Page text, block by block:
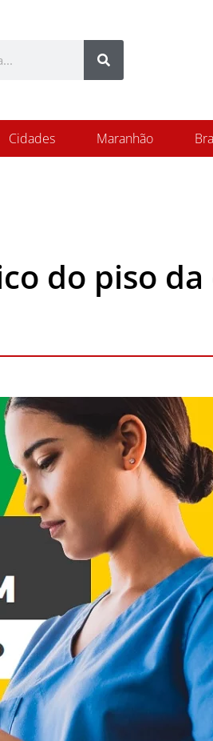
Search
Cidades Maranhão
do piso